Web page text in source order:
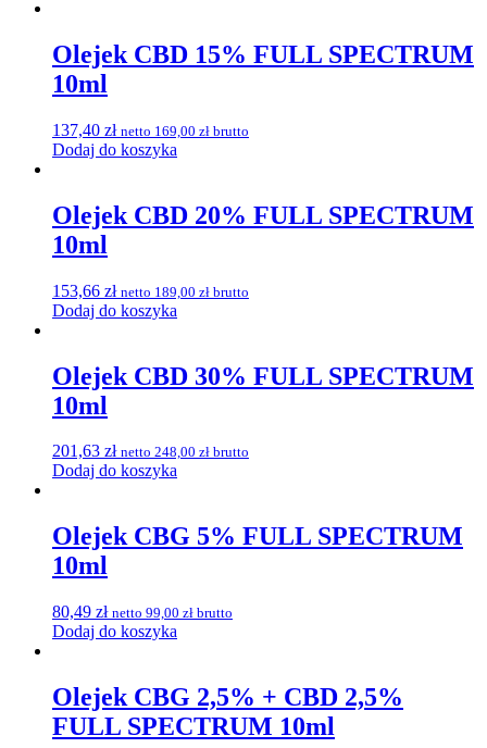
Olejek CBD 15% FULL SPECTRUM
10ml
137,40 zł netto 169,00 zł brutto
Dodaj do koszyka
Olejek CBD 20% FULL SPECTRUM
10ml
153,66 zł netto 189,00 zł brutto
Dodaj do koszyka
Olejek CBD 30% FULL SPECTRUM
10ml
201,63 zł netto 248,00 zł brutto
Dodaj do koszyka
Olejek CBG 5% FULL SPECTRUM
10ml
80,49 zł netto 99,00 zł brutto
Dodaj do koszyka
Olejek CBG 2,5% + CBD 2,5%
FULL SPECTRUM 10ml